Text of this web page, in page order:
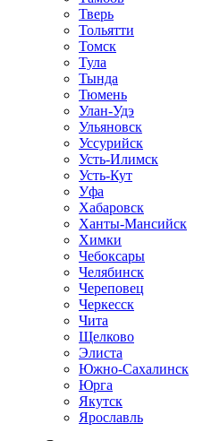
Тверь
Тольятти
Томск
Тула
Тында
Тюмень
Улан-Удэ
Ульяновск
Уссурийск
Усть-Илимск
Усть-Кут
Уфа
Хабаровск
Ханты-Мансийск
Химки
Чебоксары
Челябинск
Череповец
Черкесск
Чита
Щелково
Элиста
Южно-Сахалинск
Юрга
Якутск
Ярославль